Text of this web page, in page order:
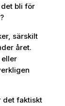
bli för
särskilt
året.
eller
det faktiskt